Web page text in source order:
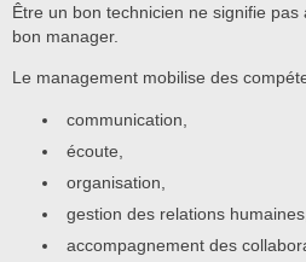
Être un bon technicien ne signifie
bon manager.
Le management mobilise des
communication,
écoute,
organisation,
gestion des relations humaines,
accompagnement des